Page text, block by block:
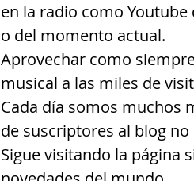
en la radio como
o del momento actual.
Aprovechar como
musical a las miles de
Cada día somos muchos
de suscriptores al blog no
Sigue visitando la página